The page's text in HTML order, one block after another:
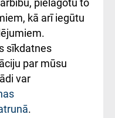
pielāgotu to
kā arī iegūtu
sīkdatnes
par mūsu
var
.